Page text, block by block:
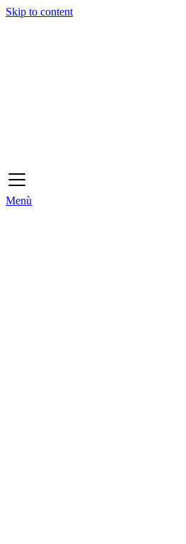
Skip to content
Menù